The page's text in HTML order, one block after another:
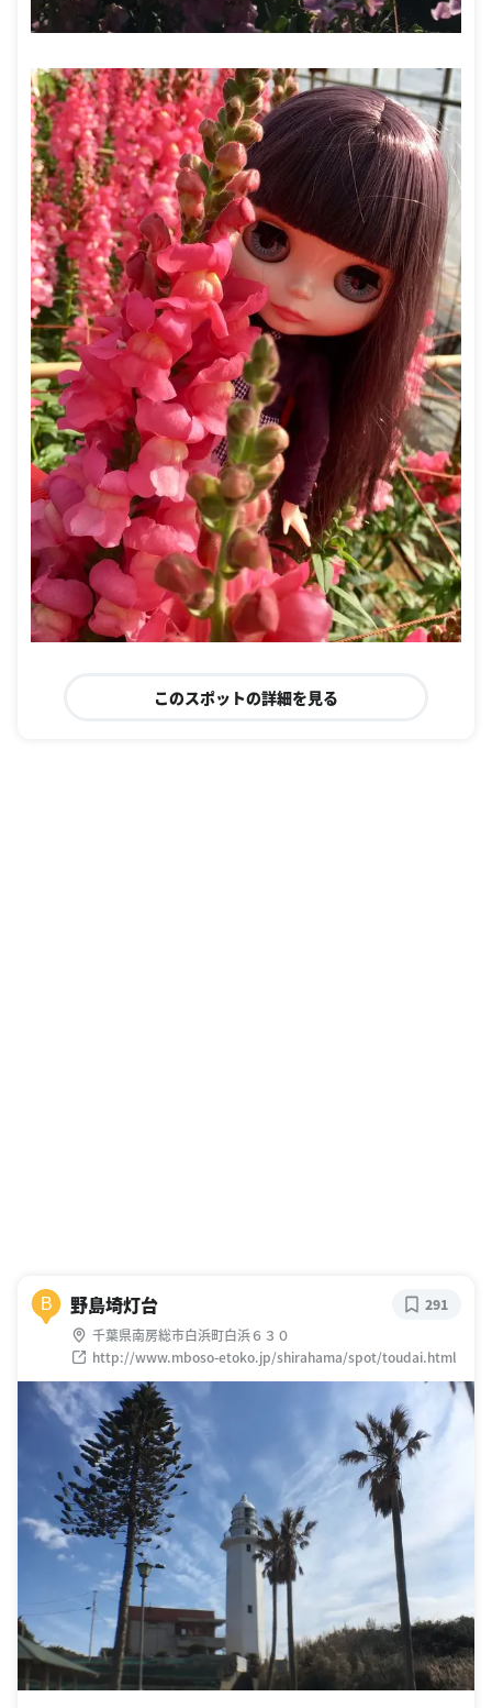
このスポットの詳細を見る
B 野島埼灯台
千葉県南房総市白浜町白浜６３０
http://www.mboso-etoko.jp/shirahama/spot/toudai.html
291